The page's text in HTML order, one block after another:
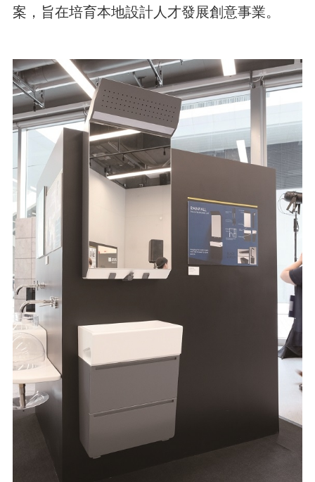
案，旨在培育本地設計人才發展創意事業。